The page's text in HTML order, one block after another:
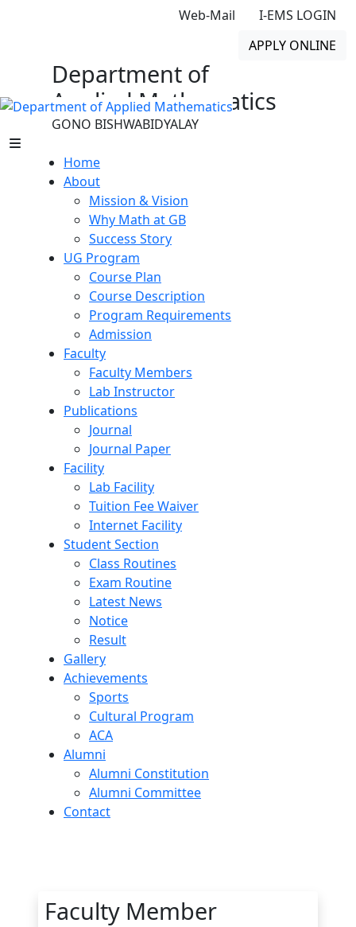
Web-Mail
I-EMS LOGIN
APPLY ONLINE
Department of
Applied Mathematics
GONO BISHWABIDYALAY
Home
About
Mission & Vision
Why Math at GB
Success Story
UG Program
Course Plan
Course Description
Program Requirements
Admission
Faculty
Faculty Members
Lab Instructor
Publications
Journal
Journal Paper
Facility
Lab Facility
Tuition Fee Waiver
Internet Facility
Student Section
Class Routines
Exam Routine
Latest News
Notice
Result
Gallery
Achievements
Sports
Cultural Program
ACA
Alumni
Alumni Constitution
Alumni Committee
Contact
Faculty Member